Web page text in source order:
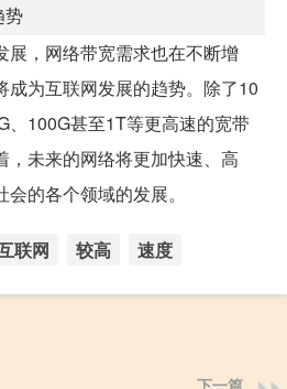
势
展，网络带宽需求也在不断增
成为互联网发展的趋势。除了10
、100G甚至1T等更高速的宽带
，未来的网络将更加快速、高
的各个领域的发展。
联网 较高 速度
下一篇